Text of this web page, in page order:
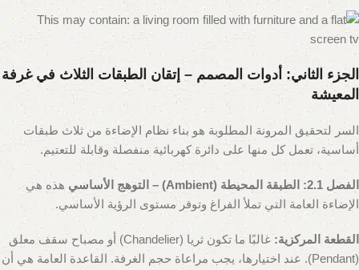
الجزء الثاني: أدوات المصمم – إتقان الطبقات الثلاث في غرفة
المعيشة
السر لتحقيق المرونة المطلوبة هو بناء نظام الإضاءة من ثلاث طبقات
أساسية، تعمل كل منها على دائرة كهربائية منفصلة وقابلة للتعتيم.
الفصل 2.1: الطبقة المحيطة (Ambient) – التوهج الأساسي
هذه هي
الإضاءة العامة التي تملأ الفراغ وتوفر مستوى الرؤية الأساسي.
القطعة المركزية:
غالبًا ما تكون ثريا (Chandelier) أو مصباح سقف معلق
(Pendant). عند اختيارها، يجب مراعاة حجم الغرفة. القاعدة العامة هي أن